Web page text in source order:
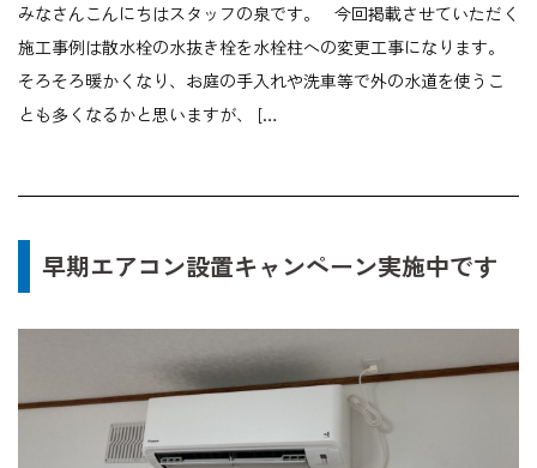
みなさんこんにちはスタッフの泉です。 今回掲載させていただく
施工事例は散水栓の水抜き栓を水栓柱への変更工事になります。
そろそろ暖かくなり、お庭の手入れや洗車等で外の水道を使うこ
とも多くなるかと思いますが、 […
早期エアコン設置キャンペーン実施中です